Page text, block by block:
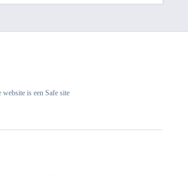
website is een Safe site